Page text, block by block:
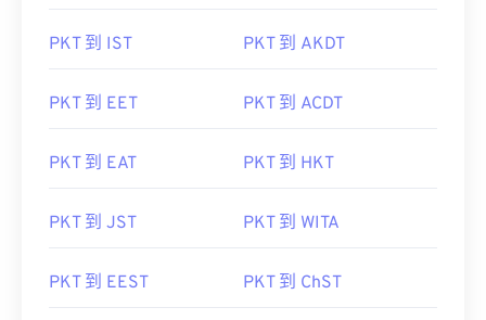
PKT 到 IST PKT 到 AKDT
PKT 到 EET PKT 到 ACDT
PKT 到 EAT PKT 到 HKT
PKT 到 JST PKT 到 WITA
PKT 到 EEST PKT 到 ChST